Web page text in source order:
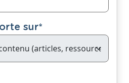
sur*